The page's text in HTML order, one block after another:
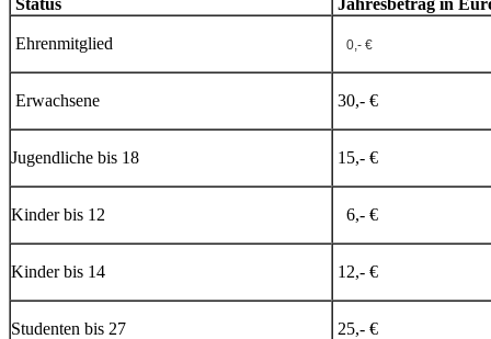
Status Jahresbetrag in
Ehrenmitglied 0,- €
Erwachsene 30,- €
Jugendliche bis 18 15,- €
Kinder bis 12 6,- €
Kinder bis 14 12,- €
Studenten bis 27 25,- €